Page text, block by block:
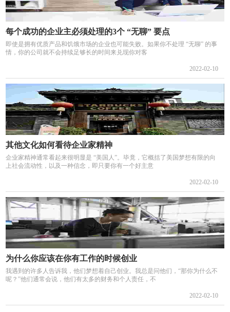
每个成功的企业主必须处理的3个 “无聊” 要点
即使是拥有优质产品和饥饿市场的企业也可能失败。如果你不处理 “无聊” 的事
情，你的公司就不会持续足够长的时间来兑现你对客
2022-02-10
其他文化如何看待企业家精神
企业家精神通常看起来很明显是 “美国人”。毕竟，它概括了美国梦想有限的向
上社会流动性，以及一种信念，即只要你有一个好主意
2022-02-10
为什么你应该在你有工作的时候创业
我遇到的许多人告诉我，他们梦想着自己创业。我总是问他们，“那你为什么不
呢？”他们通常会说，他们有太多的财务和个人责任，不
2022-02-10